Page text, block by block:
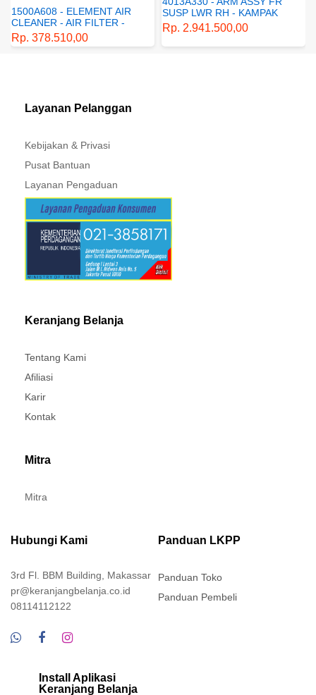
SUSP LWR RH - KAMPAK
DEPAN BAWAH KANAN -
GENUINE SPAREPART -
MITSUBISHI - XPANDER
Rp. 2.941.500,00
4162A413 - SHOCK
ABSORBER RR SUSP -
SUSPENSI BELAKANG -
SHOCKBREAKER BELAKANG
Rp. 1.198.800,00
Layanan Pelanggan
Kebijakan & Privasi
Pusat Bantuan
Layanan Pengaduan
Keranjang Belanja
Tentang Kami
Afiliasi
Karir
Kontak
Mitra
Mitra
Hubungi Kami
3rd Fl. BBM Building, Makassar
pr@keranjangbelanja.co.id
08114112122
Panduan LKPP
Panduan Toko
Panduan Pembeli
Install Aplikasi
Keranjang Belanja